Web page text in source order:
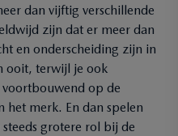
dan vijftig verschillende
zijn dat er meer dan
en onderscheiding zijn in
ooit, terwijl je ook
op de
het merk. En dan spelen
grotere rol bij de